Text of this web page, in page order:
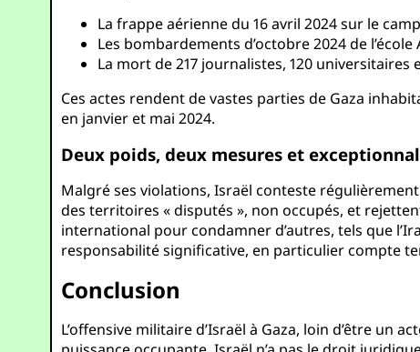
La frappe aérienne du 16 avril 2024 sur le
Les bombardements d’octobre 2024 de
La mort de 217 journalistes, 120 universitaires
Ces actes rendent de vastes parties de Gaza
en janvier et mai 2024.
Deux poids, deux mesures et
Malgré ses violations, Israël conteste
des territoires « disputés », non occupés, et
international pour condamner d’autres, tels que
responsabilité significative, en particulier compte
Conclusion
L’offensive militaire d’Israël à Gaza, loin d’être